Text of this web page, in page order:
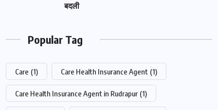
बदली
Popular Tag
Care (1) Care Health Insurance Agent (1)
Care Health Insurance Agent in Rudrapur (1)